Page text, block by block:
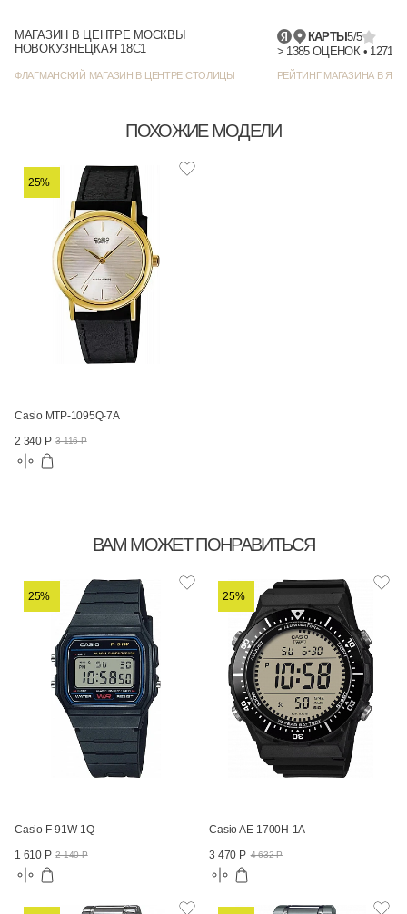
МАГАЗИН В ЦЕНТРЕ МОСКВЫ
НОВОКУЗНЕЦКАЯ 18С1
ФЛАГМАНСКИЙ МАГАЗИН В ЦЕНТРЕ СТОЛИЦЫ
КАРТЫ5/5
РЕЙТИНГ МАГАЗИНА В
ПОХОЖИЕ МОДЕЛИ
25%
Casio MTP-1095Q-7A
2 340 Р 3 116 Р
ВАМ МОЖЕТ ПОНРАВИТЬСЯ
25%
Casio F-91W-1Q
1 610 Р 2 140 Р
25%
Casio AE-1700H-1A
3 470 Р 4 632 Р